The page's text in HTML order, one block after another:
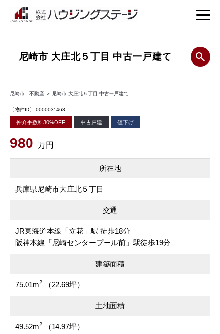
尼崎市 大庄北５丁目 中古一戸建て
尼崎市 不動産 ＞ 尼崎市 大庄北５丁目 中古一戸建て
〔物件ID〕 0000031463
仲介手数料30%OFF 中古戸建 値下げ
980 万円
所在地
兵庫県尼崎市大庄北５丁目
交通
JR東海道本線「立花」駅 徒歩18分
阪神本線「尼崎センタープール前」駅徒歩19分
建築面積
75.01m2 （22.69坪）
土地面積
49.52m2 （14.97坪）